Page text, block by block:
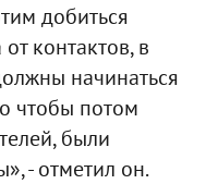
добиться
контактов, в
начинаться
чтобы потом
были
- отметил он.